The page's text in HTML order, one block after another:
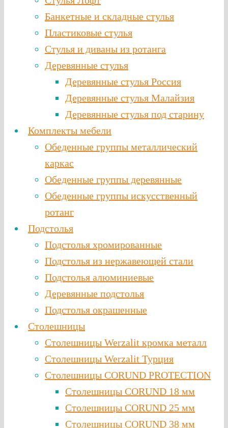
Банкетные и складные стулья
Пластиковые стулья
Стулья и диваны из ротанга
Деревянные стулья
Деревянные стулья Россия
Деревянные стулья Малайзия
Деревянные стулья под старину
Комплекты мебели
Обеденные группы металлический
каркас
Обеденные группы деревянные
Обеденные группы искусственный
ротанг
Подстолья
Подстолья хромированные
Подстолья из нержавеющей стали
Подстолья алюминиевые
Деревянные подстолья
Подстолья окрашенные
Столешницы
Столешницы Werzalit кромка металл
Столешницы Werzalit Турция
Столешницы CORUND PROTECTION
Столешницы CORUND 18 мм
Столешницы CORUND 25 мм
Столешницы CORUND 38 мм